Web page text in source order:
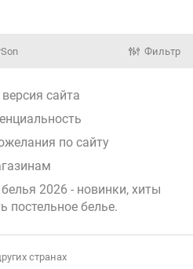
Фильтр
сайта
по сайту
2026 - новинки, хиты
постельное белье.
странах